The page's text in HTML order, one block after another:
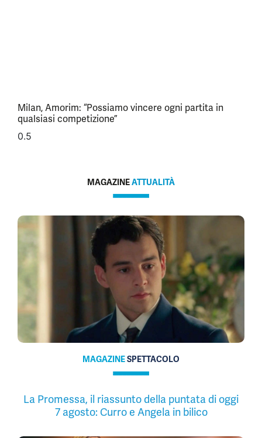
Milan, Amorim: “Possiamo vincere ogni partita in
qualsiasi competizione”
MAGAZINEATTUALITÀ
MAGAZINESPETTACOLO
La Promessa, il riassunto della puntata di oggi
7 agosto: Curro e Angela in bilico